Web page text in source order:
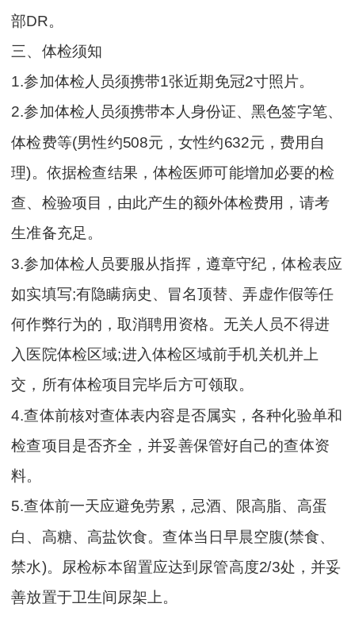
部DR。
三、体检须知
1.参加体检人员须携带1张近期免冠2寸照片。
2.参加体检人员须携带本人身份证、黑色签字笔、
体检费等(男性约508元，女性约632元，费用自
理)。依据检查结果，体检医师可能增加必要的检
查、检验项目，由此产生的额外体检费用，请考
生准备充足。
3.参加体检人员要服从指挥，遵章守纪，体检表应
如实填写;有隐瞒病史、冒名顶替、弄虚作假等任
何作弊行为的，取消聘用资格。无关人员不得进
入医院体检区域;进入体检区域前手机关机并上
交，所有体检项目完毕后方可领取。
4.查体前核对查体表内容是否属实，各种化验单和
检查项目是否齐全，并妥善保管好自己的查体资
料。
5.查体前一天应避免劳累，忌酒、限高脂、高蛋
白、高糖、高盐饮食。查体当日早晨空腹(禁食、
禁水)。尿检标本留置应达到尿管高度2/3处，并妥
善放置于卫生间尿架上。